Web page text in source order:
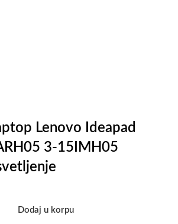
Lenovo Ideapad
3-15IMH05
Dodaj u korpu